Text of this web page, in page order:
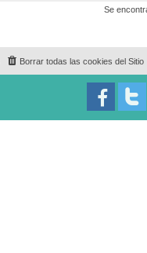
Se
Borrar todas las cookies del Sitio